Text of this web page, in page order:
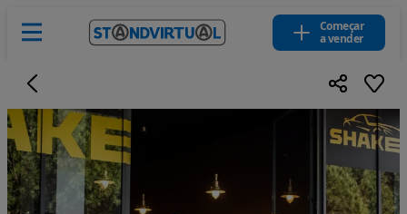
Começar
a vender